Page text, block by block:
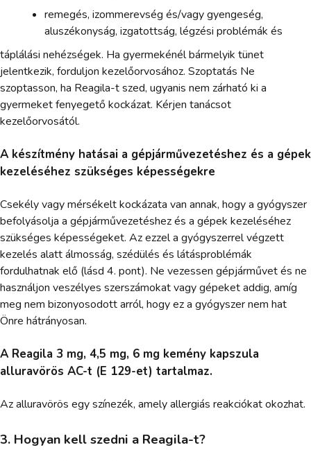
remegés, izommerevség és/vagy gyengeség,
aluszékonyság, izgatottság, légzési problémák és
táplálási nehézségek. Ha gyermekénél bármelyik tünet
jelentkezik, forduljon kezelőorvosához. Szoptatás Ne
szoptasson, ha Reagila-t szed, ugyanis nem zárható ki a
gyermeket fenyegető kockázat. Kérjen tanácsot
kezelőorvosától.
A készítmény hatásai a gépjárművezetéshez és a gépek
kezeléséhez szükséges képességekre
Csekély vagy mérsékelt kockázata van annak, hogy a gyógyszer
befolyásolja a gépjárművezetéshez és a gépek kezeléséhez
szükséges képességeket. Az ezzel a gyógyszerrel végzett
kezelés alatt álmosság, szédülés és látásproblémák
fordulhatnak elő (lásd 4. pont). Ne vezessen gépjárművet és ne
használjon veszélyes szerszámokat vagy gépeket addig, amíg
meg nem bizonyosodott arról, hogy ez a gyógyszer nem hat
Önre hátrányosan.
A Reagila 3 mg, 4,5 mg, 6 mg kemény kapszula
alluravörös AC-t (E 129-et) tartalmaz.
Az alluravörös egy színezék, amely allergiás reakciókat okozhat.
3. Hogyan kell szedni a Reagila-t?